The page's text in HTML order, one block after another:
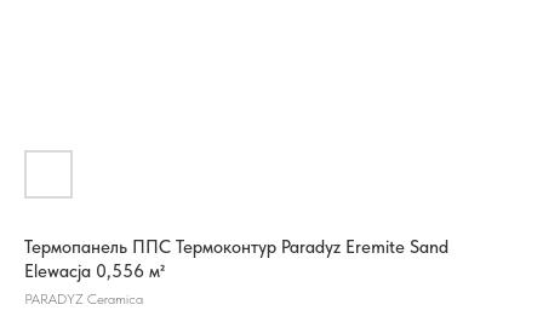
Термопанель ППС Термоконтур Paradyz Eremite Sand
Elewacja 0,556 м²
PARADYZ Ceramica